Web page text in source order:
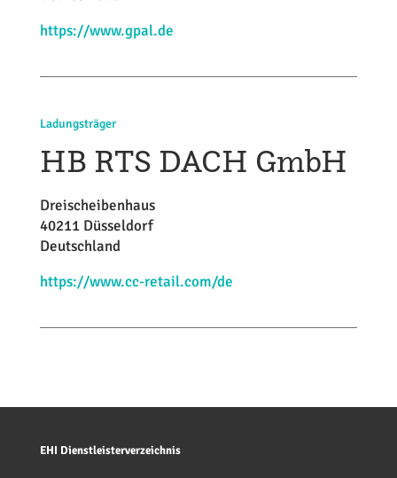
https://www.gpal.de
Ladungsträger
HB RTS DACH GmbH
Dreischeibenhaus
40211 Düsseldorf
Deutschland
https://www.cc-retail.com/de
EHI Dienstleisterverzeichnis